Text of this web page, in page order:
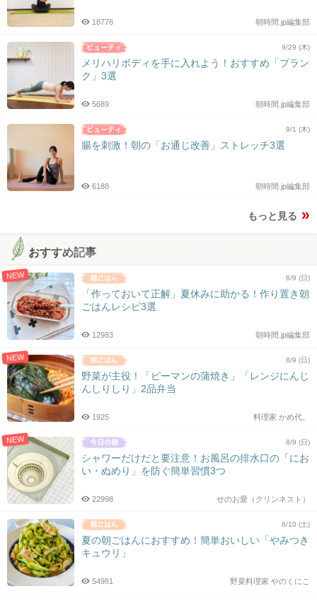
朝時間.jp編集部
18778
9/29 (木)
メリハリボディを手に入れよう！おすすめ「プラン
ク」3選
朝時間.jp編集部
5689
9/1 (木)
腸を刺激！朝の「お通じ改善」ストレッチ3選
朝時間.jp編集部
6188
もっと見る
おすすめ記事
NEW 8/9 (日)
「作っておいて正解」夏休みに助かる！作り置き朝
ごはんレシピ3選
朝時間.jp編集部
12983
NEW 8/9 (日)
野菜が主役！「ピーマンの蒲焼き」「レンジにんじ
んしりしり」2品弁当
料理家 かめ代。
1925
NEW 8/9 (日)
シャワーだけだと要注意！お風呂の排水口の「にお
い・ぬめり」を防ぐ簡単習慣3つ
せのお愛（クリンネスト）
22998
8/10 (土)
夏の朝ごはんにおすすめ！簡単おいしい「やみつき
キュウリ」
野菜料理家 やのくにこ
54981